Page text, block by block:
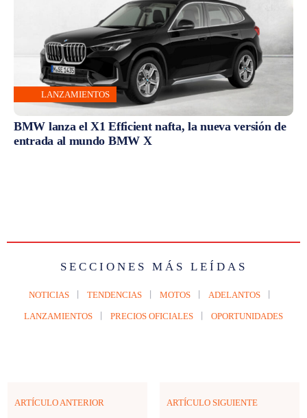
LANZAMIENTOS
BMW lanza el X1 Efficient nafta, la nueva versión de
entrada al mundo BMW X
SECCIONES MÁS LEÍDAS
NOTICIAS TENDENCIAS MOTOS ADELANTOS
LANZAMIENTOS PRECIOS OFICIALES OPORTUNIDADES
ARTÍCULO ANTERIOR ARTÍCULO SIGUIENTE